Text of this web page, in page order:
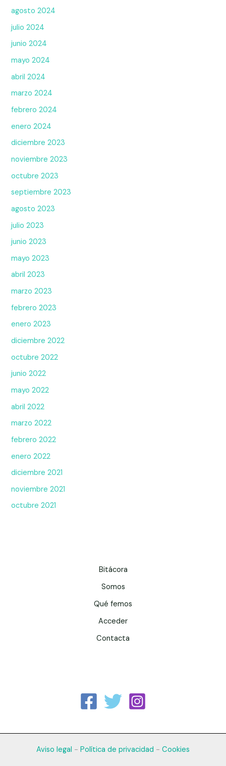
agosto 2024
julio 2024
junio 2024
mayo 2024
abril 2024
marzo 2024
febrero 2024
enero 2024
diciembre 2023
noviembre 2023
octubre 2023
septiembre 2023
agosto 2023
julio 2023
junio 2023
mayo 2023
abril 2023
marzo 2023
febrero 2023
enero 2023
diciembre 2022
octubre 2022
junio 2022
mayo 2022
abril 2022
marzo 2022
febrero 2022
enero 2022
diciembre 2021
noviembre 2021
octubre 2021
Bitácora
Somos
Qué femos
Acceder
Contacta
Aviso legal - Política de privacidad - Cookies